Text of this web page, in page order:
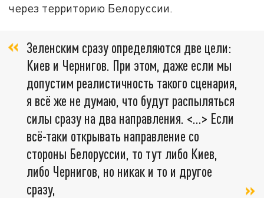
через территорию Белоруссии.
Зеленским сразу определяются две цели:
Киев и Чернигов. При этом, даже если мы
допустим реалистичность такого сценария,
я всё же не думаю, что будут распыляться
силы сразу на два направления. <…> Если
всё-таки открывать направление со
стороны Белоруссии, то тут либо Киев,
либо Чернигов, но никак и то и другое
сразу,